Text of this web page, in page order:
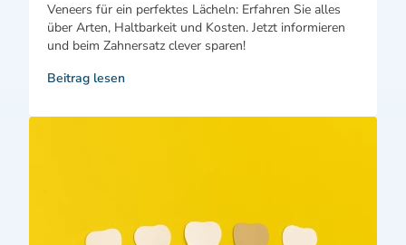
Veneers für ein perfektes Lächeln: Erfahren Sie alles
über Arten, Haltbarkeit und Kosten. Jetzt informieren
und beim Zahnersatz clever sparen!
Beitrag lesen